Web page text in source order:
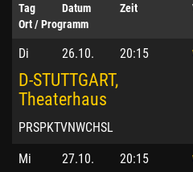
Tag Datum
Zeit
Ort / Programm
Di 26.10. 20:15
D-STUTTGART,
Theaterhaus
PRSPKTVNWCHSL
Mi 27.10. 20:15